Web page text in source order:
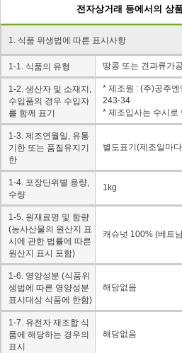
전자상거래 등에서의 상
1. 식품 위생법에 따른 표시사항
1-1. 식품의 유형 땅콩 또는 견과류가
1-2. 생산자 및 소재지,
수입품의 경우 수입자
를 함께 표기
* 제조원 : (주)공주
243-34
* 제조입사는 수시로
1-3. 제조연월일, 유통
기한 또는 품질유지기
한
별도표기(제조일마
1-4. 포장단위별 용량,
수량
1kg
1-5. 원재료명 및 함량
(농사산물의 원산지 표
시에 관한 법률에 따른
원산지 표시 포함)
캐슈넛 100% (베트
1-6. 영양성분 (식품위
생법에 따른 영양성분
표시대상 식품에 한함)
해당없음
1-7. 유전자 재조합 식
품에 해당하는 경우의
표시
해당없음